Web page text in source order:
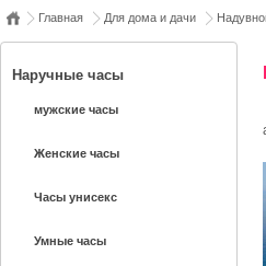
Главная Для дома и дачи
Наручные часы
мужские часы
Женские часы
Часы унисекс
Умные часы